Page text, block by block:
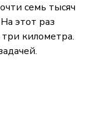
семь тысяч
этот раз
километра.